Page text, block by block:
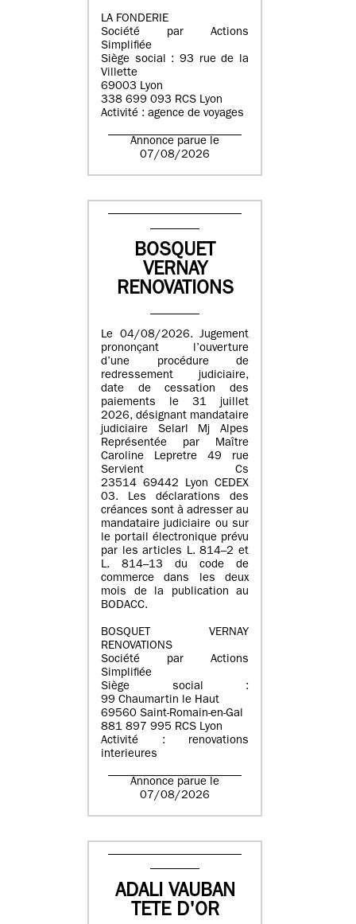
LA FONDERIE
Société par Actions
Simplifiée
Siège social : 93 rue de la
Villette
69003 Lyon
338 699 093 RCS Lyon
Activité : agence de voyages
Annonce parue le
07/08/2026
BOSQUET
VERNAY
RENOVATIONS
Le 04/08/2026. Jugement
prononçant l’ouverture
d’une procédure de
redressement judiciaire,
date de cessation des
paiements le 31 juillet
2026, désignant mandataire
judiciaire Selarl Mj Alpes
Représentée par Maître
Caroline Lepretre 49 rue
Servient Cs
23514 69442 Lyon CEDEX
03. Les déclarations des
créances sont à adresser au
mandataire judiciaire ou sur
le portail électronique prévu
par les articles L. 814–2 et
L. 814–13 du code de
commerce dans les deux
mois de la publication au
BODACC.
BOSQUET VERNAY
RENOVATIONS
Société par Actions
Simplifiée
Siège social :
99 Chaumartin le Haut
69560 Saint-Romain-en-Gal
881 897 995 RCS Lyon
Activité : renovations
interieures
Annonce parue le
07/08/2026
ADALI VAUBAN
TETE D'OR